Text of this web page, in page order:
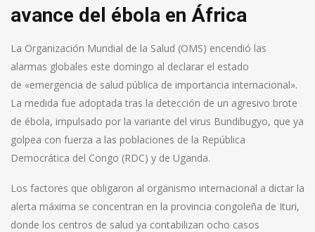
avance del ébola en África
La Organización Mundial de la Salud (OMS) encendió las
alarmas globales este domingo al declarar el estado
de «emergencia de salud pública de importancia internacional».
La medida fue adoptada tras la detección de un agresivo brote
de ébola, impulsado por la variante del virus Bundibugyo, que ya
golpea con fuerza a las poblaciones de la República
Democrática del Congo (RDC) y de Uganda.
Los factores que obligaron al organismo internacional a dictar la
alerta máxima se concentran en la provincia congoleña de Ituri,
donde los centros de salud ya contabilizan ocho casos